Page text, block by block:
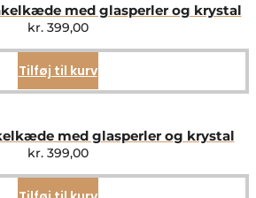
med glasperler og krystal
kr.399,00
Tilføj til kurv
med glasperler og krystal
kr.399,00